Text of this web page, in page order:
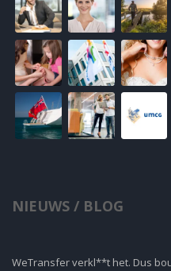
NIEUWS / BLOG
WeTransfer verkl**t het. Dus